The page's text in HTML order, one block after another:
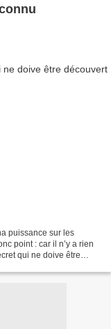
puissance sur les
point : car il n’y a rien
qui ne doive être